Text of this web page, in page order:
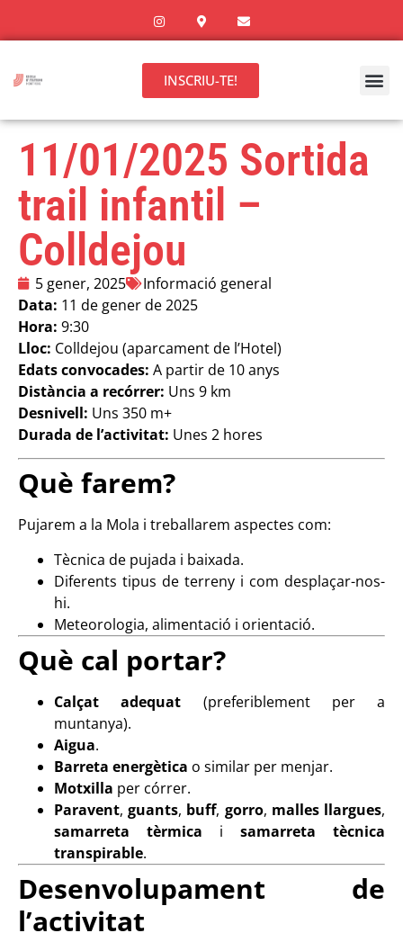
INSCRIU-TE!
11/01/2025 Sortida
trail infantil –
Colldejou
5 gener, 2025
Informació general
Data: 11 de gener de 2025
Hora: 9:30
Lloc: Colldejou (aparcament de l’Hotel)
Edats convocades: A partir de 10 anys
Distància a recórrer: Uns 9 km
Desnivell: Uns 350 m+
Durada de l’activitat: Unes 2 hores
Què farem?
Pujarem a la Mola i treballarem aspectes com:
Tècnica de pujada i baixada.
Diferents tipus de terreny i com desplaçar-nos-
hi.
Meteorologia, alimentació i orientació.
Què cal portar?
Calçat adequat (preferiblement per a
muntanya).
Aigua.
Barreta energètica o similar per menjar.
Motxilla per córrer.
Paravent,guants, buff, gorro, malles llargues,
samarreta tèrmica i samarreta tècnica
transpirable.
Desenvolupament de
l’activitat